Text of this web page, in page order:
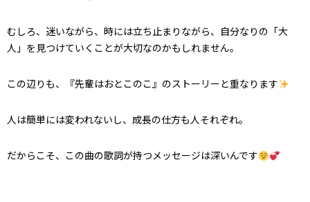
むしろ、迷いながら、時には立ち止まりながら、自分なりの「大
人」を見つけていくことが大切なのかもしれません。
この辺りも、『先輩はおとこのこ』のストーリーと重なります
人は簡単には変われないし、成長の仕方も人それぞれ。
だからこそ、この曲の歌詞が持つメッセージは深いんです